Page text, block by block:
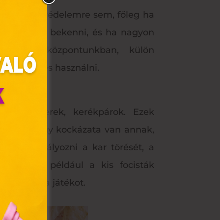
a fényvédelemre sem, főleg ha
érdemes bekenni, és ha nagyon
üzletközpontunkban, külön
keresni és használni.
rollerek, kerékpárok. Ezek
nagy kockázata van annak,
a kar törését, a
fontos például a kis focisták
zárni a játékot.
Ön